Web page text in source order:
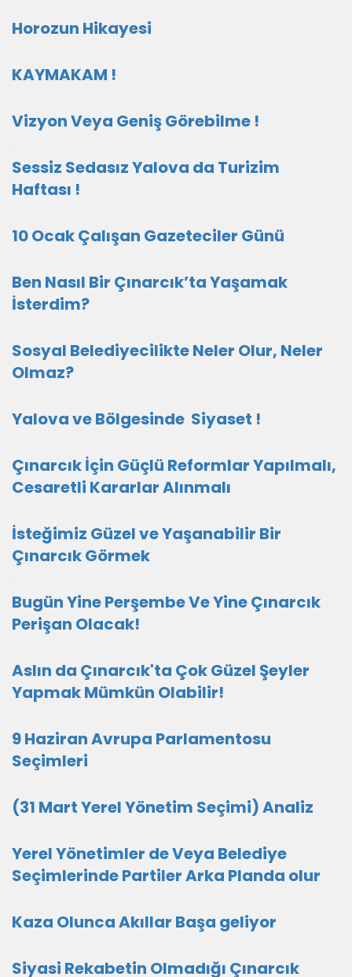
Horozun Hikayesi
KAYMAKAM !
Vizyon Veya Geniş Görebilme !
Sessiz Sedasız Yalova da Turizim
Haftası !
10 Ocak Çalışan Gazeteciler Günü
Ben Nasıl Bir Çınarcık’ta Yaşamak
İsterdim?
Sosyal Belediyecilikte Neler Olur, Neler
Olmaz?
Yalova ve Bölgesinde Siyaset !
Çınarcık İçin Güçlü Reformlar Yapılmalı,
Cesaretli Kararlar Alınmalı
İsteğimiz Güzel ve Yaşanabilir Bir
Çınarcık Görmek
Bugün Yine Perşembe Ve Yine Çınarcık
Perişan Olacak!
Aslın da Çınarcık'ta Çok Güzel Şeyler
Yapmak Mümkün Olabilir!
9 Haziran Avrupa Parlamentosu
Seçimleri
(31 Mart Yerel Yönetim Seçimi) Analiz
Yerel Yönetimler de Veya Belediye
Seçimlerinde Partiler Arka Planda olur
Kaza Olunca Akıllar Başa geliyor
Siyasi Rekabetin Olmadığı Çınarcık